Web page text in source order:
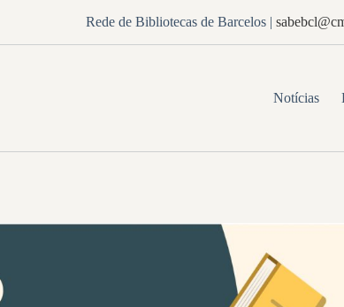
Rede de Bibliotecas de Barcelos |
Notícias